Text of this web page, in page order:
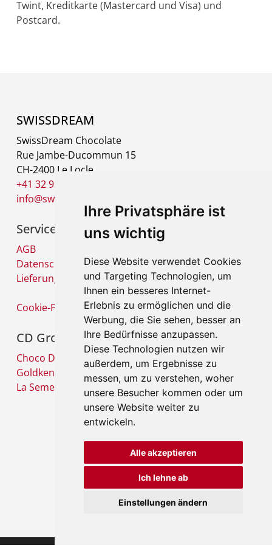
Ihre Privatsphäre ist
uns wichtig
Diese Website verwendet Cookies
und Targeting Technologien, um
Ihnen ein besseres Internet-
Erlebnis zu ermöglichen und die
Werbung, die Sie sehen, besser an
Ihre Bedürfnisse anzupassen.
Diese Technologien nutzen wir
außerdem, um Ergebnisse zu
messen, um zu verstehen, woher
unsere Besucher kommen oder um
unsere Website weiter zu
entwickeln.
Alle akzeptieren
Ich lehne ab
Einstellungen ändern
Twint, Kreditkarte (Mastercard und Visa) und
Postcard.
SWISSDREAM
SwissDream Chocolate
Rue Jambe-Ducommun 15
CH-2400 Le Locle
+41 32 930 09 10
info@swissdreamchocolate.ch
Services
AGB
Datenschutz
Lieferung und Versandkosten
Cookie-Präferenzen
CD Group
Choco Diffusion SA
Goldkenn SA
La Semeuse SA